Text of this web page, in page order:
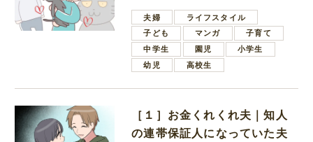
夫婦
ライフスタイル
子ども
マンガ
子育て
中学生
園児
小学生
幼児
高校生
［１］お金くれくれ夫｜知人
の連帯保証人になっていた夫